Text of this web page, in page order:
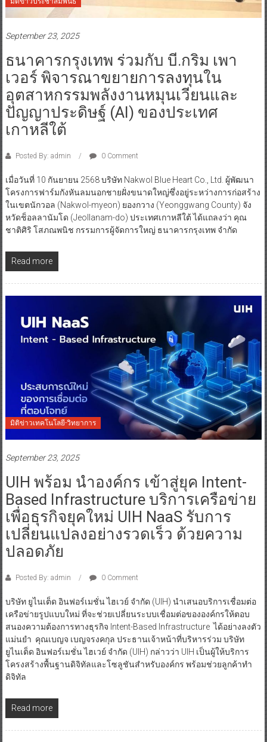
September 23, 2025
ธนาคารกรุงเทพ ร่วมกับ บี.กริม เพา
เวอร์ พิจารณาขยายการลงทุนใน
อุตสาหกรรมพลังงานหมุนเวียนและ
ปัญญาประดิษฐ์ (AI) ของประเทศ
เกาหลีใต้
Posted By: admin 0 Comment
เมื่อวันที่ 10 กันยายน 2568 บริษัท Nakwol Blue Heart Co., Ltd. ผู้พัฒนา
โครงการฟาร์มกังหันลมนอกชายฝั่งขนาดใหญ่ซึ่งอยู่ระหว่างการก่อสร้าง
ในเขตนักวอล (Nakwol-myeon) ยองกวาง (Yeonggwang County) จัง
หวัดช็อลลานัมโด (Jeollanam-do) ประเทศเกาหลีใต้ ได้แถลงว่า คุณ
ชาติศิริ โสภณพนิช กรรมการผู้จัดการใหญ่ ธนาคารกรุงเทพ จำกัด
Read more
มิติข่าวเทคโนโลยี-วิทยาการ
September 23, 2025
UIH พร้อม นำองค์กร เข้าสู่ยุค Intent-
Based Infrastructure บริการเครือข่าย
เพื่อธุรกิจยุคใหม่ UIH NaaS รับการ
เปลี่ยนแปลงอย่างรวดเร็ว ด้วยความ
ปลอดภัย
Posted By: admin 0 Comment
บริษัท ยูไนเต็ด อินฟอร์เมชั่น ไฮเวย์ จำกัด (UIH) นำเสนอบริการเชื่อมต่อ
เครือข่ายรูปแบบใหม่ ที่จะช่วยเปลี่ยนระบบเชื่อมต่อขององค์กรให้ตอบ
สนองความต้องการทางธุรกิจ Intent-Based Infrastructure ได้อย่างลงตัว
แม่นยำ คุณเบญจ เบญจรงคกุล ประธานเจ้าหน้าที่บริหารร่วม บริษัท
ยูไนเต็ด อินฟอร์เมชั่น ไฮเวย์ จำกัด (UIH) กล่าวว่า UIH เป็นผู้ให้บริการ
โครงสร้างพื้นฐานดิจิทัลและโซลูชันสำหรับองค์กร พร้อมช่วยลูกค้าทำ
ดิจิทัล
Read more